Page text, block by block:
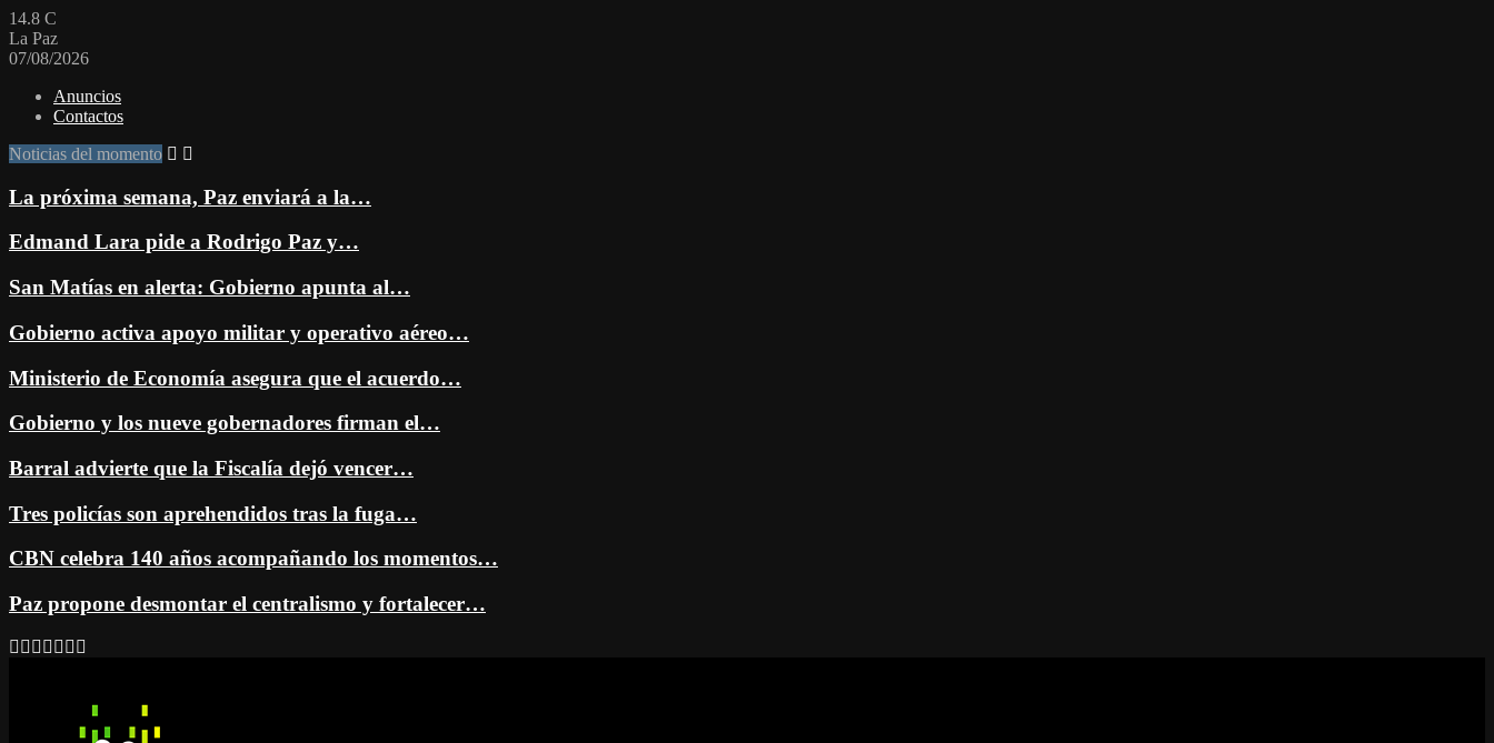
14.8 C
La Paz
07/08/2026
Anuncios
Contactos
Noticias del momento
La próxima semana, Paz enviará a la…
Edmand Lara pide a Rodrigo Paz y…
San Matías en alerta: Gobierno apunta al…
Gobierno activa apoyo militar y operativo aéreo…
Ministerio de Economía asegura que el acuerdo…
Gobierno y los nueve gobernadores firman el…
Barral advierte que la Fiscalía dejó vencer…
Tres policías son aprehendidos tras la fuga…
CBN celebra 140 años acompañando los momentos…
Paz propone desmontar el centralismo y fortalecer…
Facebook
Twitter
Instagram
Youtube
Email
Twitch
Whatsapp